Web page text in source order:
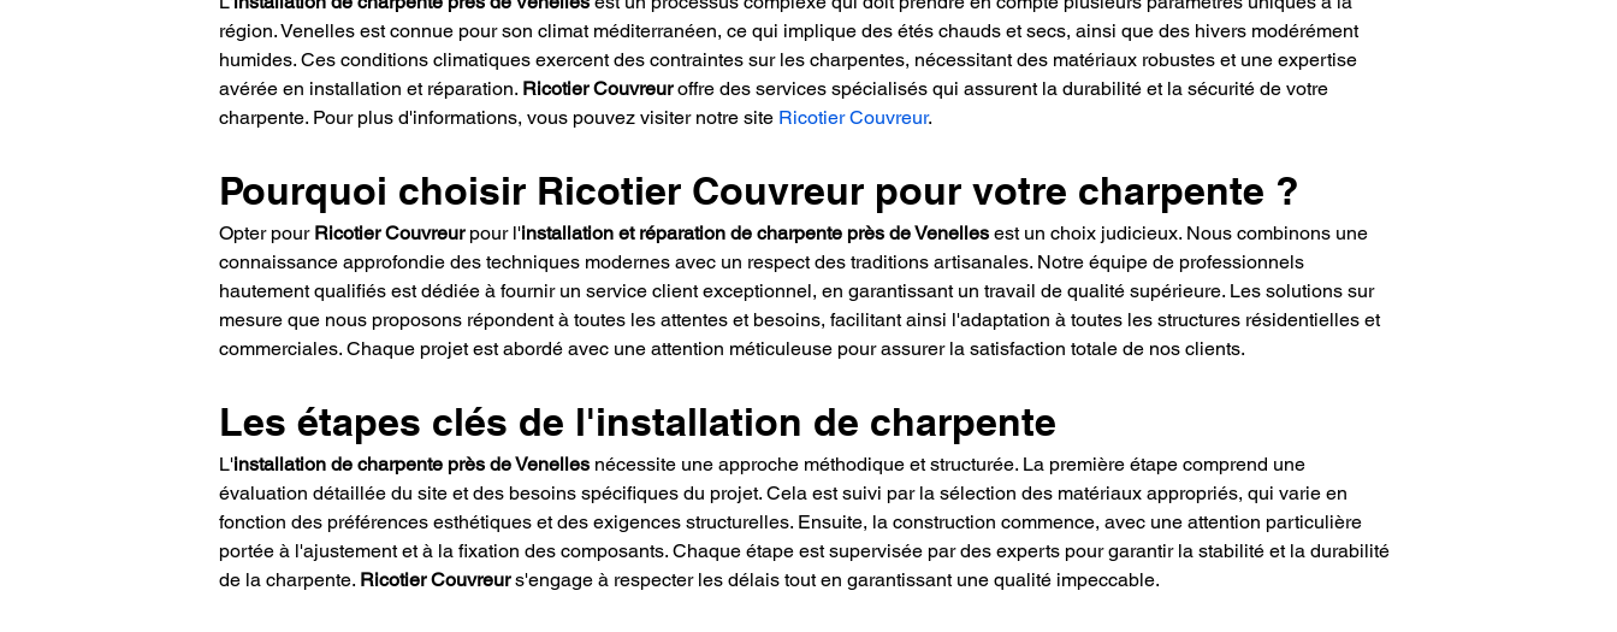
région. Venelles est connue pour son climat méditerranéen, ce qui implique des étés chauds et secs, ainsi que des hivers modérément
humides. Ces conditions climatiques exercent des contraintes sur les charpentes, nécessitant des matériaux robustes et une expertise
avérée en installation et réparation. Ricotier Couvreur offre des services spécialisés qui assurent la durabilité et la sécurité de votre
charpente. Pour plus d'informations, vous pouvez visiter notre site Ricotier Couvreur.
Pourquoi choisir Ricotier Couvreur pour votre charpente ?
Opter pour Ricotier Couvreur pour l'installation et réparation de charpente près de Venelles est un choix judicieux. Nous combinons une
connaissance approfondie des techniques modernes avec un respect des traditions artisanales. Notre équipe de professionnels
hautement qualifiés est dédiée à fournir un service client exceptionnel, en garantissant un travail de qualité supérieure. Les solutions sur
mesure que nous proposons répondent à toutes les attentes et besoins, facilitant ainsi l'adaptation à toutes les structures résidentielles et
commerciales. Chaque projet est abordé avec une attention méticuleuse pour assurer la satisfaction totale de nos clients.
Les étapes clés de l'installation de charpente
L'installation de charpente près de Venelles nécessite une approche méthodique et structurée. La première étape comprend une
évaluation détaillée du site et des besoins spécifiques du projet. Cela est suivi par la sélection des matériaux appropriés, qui varie en
fonction des préférences esthétiques et des exigences structurelles. Ensuite, la construction commence, avec une attention particulière
portée à l'ajustement et à la fixation des composants. Chaque étape est supervisée par des experts pour garantir la stabilité et la durabilité
de la charpente. Ricotier Couvreur s'engage à respecter les délais tout en garantissant une qualité impeccable.